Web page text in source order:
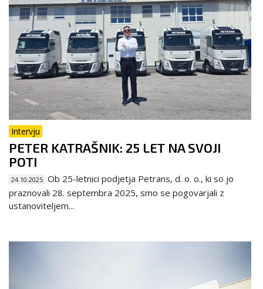
Intervju
PETER KATRAŠNIK: 25 LET NA SVOJI
POTI
24.10.2025 Ob 25-letnici podjetja Petrans, d. o. o., ki so jo
praznovali 28. septembra 2025, smo se pogovarjali z
ustanoviteljem...